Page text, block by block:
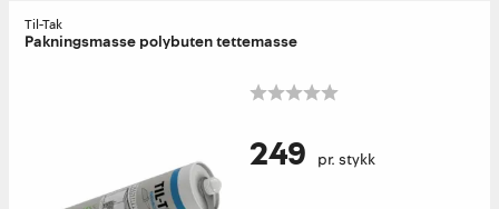
Til-Tak
Pakningsmasse polybuten tettemasse
249 pr. stykk